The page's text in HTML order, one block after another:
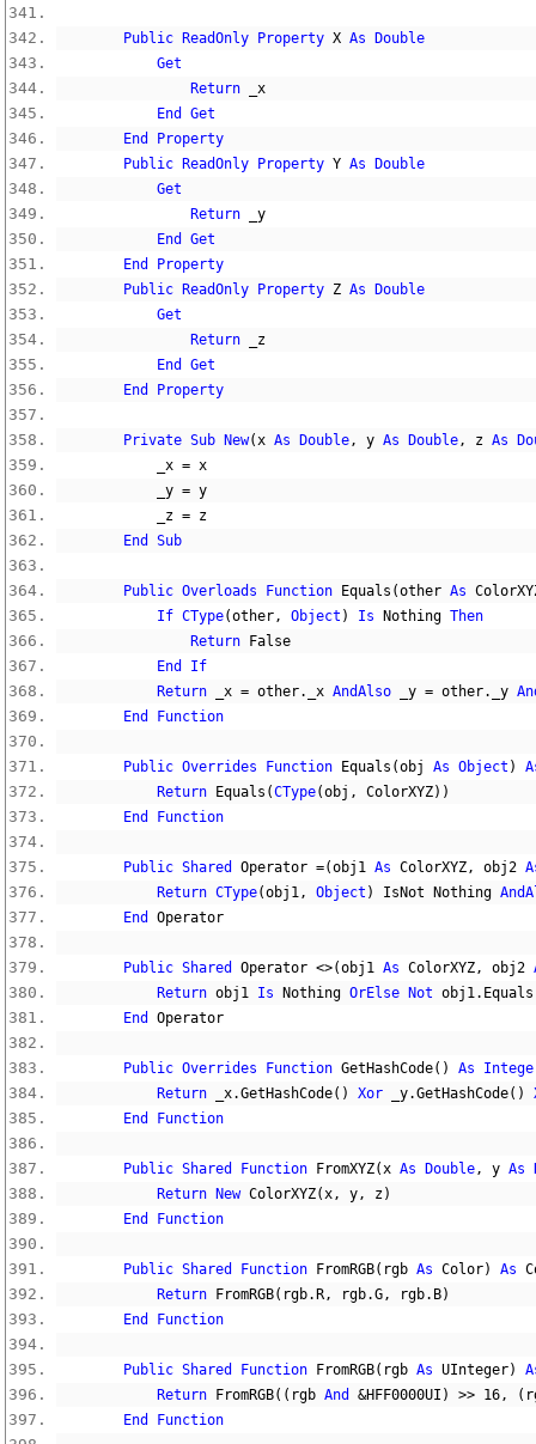
Public ReadOnly Property X As
Double
Get
Return _x
End
Get
End
Property
Public
ReadOnly Property Y As
Double
Get
Return _y
End
Get
End
Property
Public
ReadOnly Property Z As
Double
Get
Return _z
End
Get
End
Property
Private Sub New(x As Double, y As Double, z As
            _x
= x
            _y
= y
            _z
= z
End
Sub
Public Overloads Function Equals (other As
If CType(other, Object ) Is Nothing Then
Return
False
End
If
Return _x = other. _x AndAlso _y = other. _y
End
Function
Public Overrides Function Equals (obj As Object )
Return Equals (CType(obj , ColorXYZ))
End
Function
Public Shared Operator =(obj1 As ColorXYZ, obj2
Return CType(obj1, Object ) IsNot Nothing
End
Operator
Public Shared Operator <>(obj1 As ColorXYZ, obj2
Return obj1 Is Nothing OrElse Not obj1. Equals
End
Operator
Public Overrides Function GetHashCode() As
Return _x.GetHashCode() Xor _y.GetHashCode()
End
Function
Public Shared Function FromXYZ(x As Double, y As
Return
New ColorXYZ(x, y, z)
End
Function
Public Shared Function FromRGB( rgb As Color) As
Return FromRGB( rgb. R, rgb.G, rgb. B)
End
Function
Public Shared Function FromRGB( rgb As UInteger)
Return FromRGB(( rgb And &HFF0000UI ) >> 16, (
End
Function